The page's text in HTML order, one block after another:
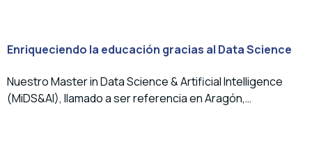
Enriqueciendo la educación gracias al Data Science
Nuestro Master in Data Science & Artificial Intelligence
(MiDS&AI), llamado a ser referencia en Aragón,…